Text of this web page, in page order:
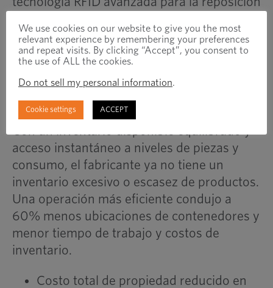
Optimas implementó y capacitó
rápidamente al fabricante en el nuevo
Resultados
acceso instantáneo a niveles de piezas y
consumo, el fabricante ya no tiene un
inventario excesivo o escasez de productos.
Una operación más eficiente condujo a
60% menos ubicaciones de contenedores y
menor tiempo de trabajo y costos de
inventario.
Costo total de propiedad reducido en
We use cookies on our website to give you the most
relevant experience by remembering your preferences
and repeat visits. By clicking “Accept”, you consent to
the use of ALL the cookies.
Do not sell my personal information.
Cookie settings ACCEPT